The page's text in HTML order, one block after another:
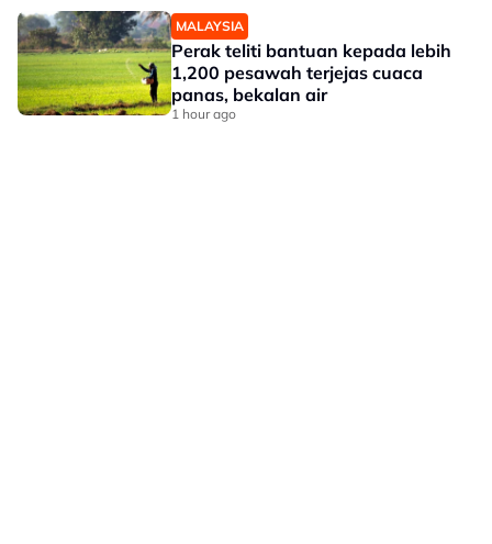
MALAYSIA
Perak teliti bantuan kepada lebih
1,200 pesawah terjejas cuaca
panas, bekalan air
1 hour ago